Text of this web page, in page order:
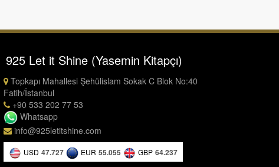
925 Let it Shine (Yasemin Kitapçı)
Topkapı Mahallesi Şehülislam Sokak C Blok No:40
Fatih/İstanbul
+90 533 202 77 53
Whatsapp
info@925letitshine.com
USD 47.727 EUR 55.055 GBP 64.237